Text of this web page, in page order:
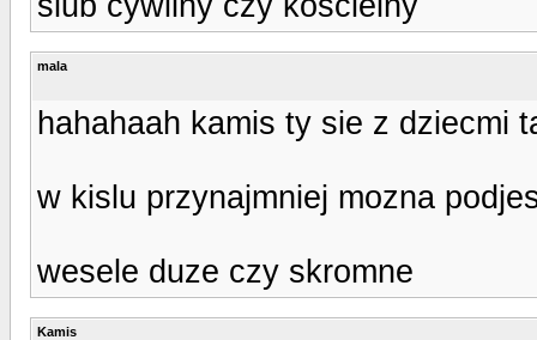
mala
hahahaah kamis ty sie z dziecmi
w kislu przynajmniej mozna
wesele duze czy skromne
Kamis